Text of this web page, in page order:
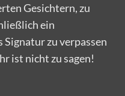
Gesichtern, zu
ein
zu verpassen
ist nicht zu sagen!